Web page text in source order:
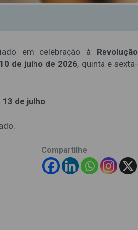
em celebração à Revolução
de julho de 2026, quinta e sexta-
13 de julho
Compartilhe